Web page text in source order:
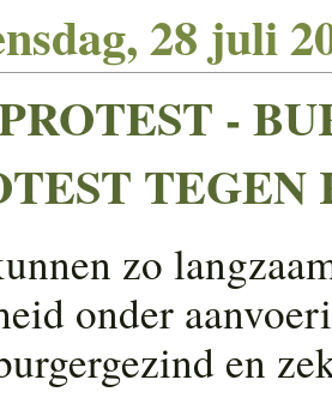
28 juli
-
zo
onder
en